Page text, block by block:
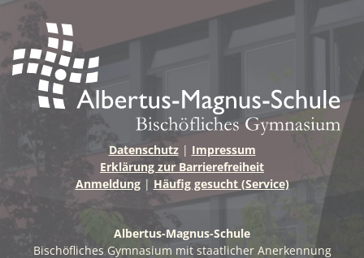
Datenschutz | Impressum
Erklärung zur Barrierefreiheit
Anmeldung | Häufig gesucht (Service)
Albertus-Magnus-Schule
Bischöfliches Gymnasium mit staatlicher Anerkennung